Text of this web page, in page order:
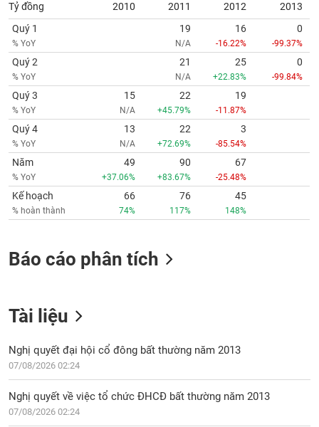
Tỷ đồng 2010 2011 2012
2013
Quý 1
% YoY
19
N/A
16
-16.22%
0
-99.37%
Quý 2
% YoY
21
N/A
25
+22.83%
0
-99.84%
Quý 3
% YoY
15
N/A
22
+45.79%
19
-11.87%
Quý 4
% YoY
13
N/A
22
+72.69%
3
-85.54%
Năm
% YoY
49
+37.06%
90
+83.67%
67
-25.48%
Kế hoạch
% hoàn thành
66
74%
76
117%
45
148%
Báo cáo phân tích
Tài liệu
Nghị quyết đại hội cổ đông bất thường năm 2013
07/08/2026 02:24
Nghị quyết về việc tổ chức ĐHCĐ bất thường năm 2013
07/08/2026 02:24